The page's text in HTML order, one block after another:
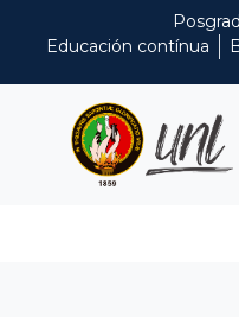
Educación contínua